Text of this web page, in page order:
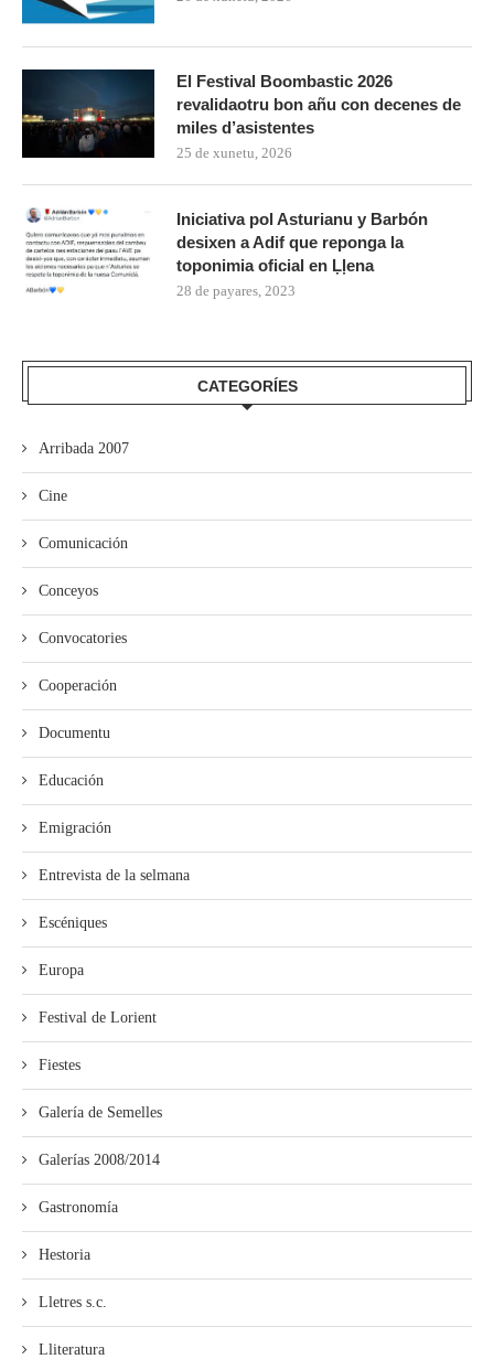
El Festival Boombastic 2026
revalidaotru bon añu con decenes de
miles d’asistentes
25 de xunetu, 2026
Iniciativa pol Asturianu y Barbón
desixen a Adif que reponga la
toponimia oficial en Ḷḷena
28 de payares, 2023
CATEGORÍES
Arribada 2007
Cine
Comunicación
Conceyos
Convocatories
Cooperación
Documentu
Educación
Emigración
Entrevista de la selmana
Escéniques
Europa
Festival de Lorient
Fiestes
Galería de Semelles
Galerías 2008/2014
Gastronomía
Hestoria
Lletres s.c.
Lliteratura